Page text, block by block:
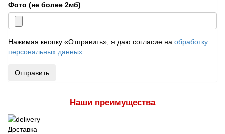
Фото (не более 2мб)
Нажимая кнопку «Отправить», я даю согласие на обработку
персональных данных
Отправить
Наши преимущества
Доставка